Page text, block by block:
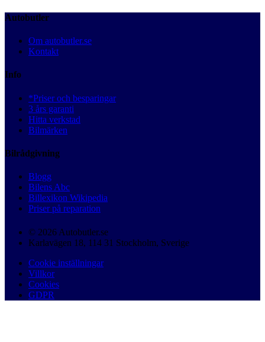
Autobutler
Om autobutler.se
Kontakt
Info
*Priser och besparingar
3 års garanti
Hitta verkstad
Bilmärken
Bilrådgivning
Blogg
Bilens Abc
Billexikon Wikipedia
Priser på reparation
© 2026 Autobutler.se
Karlavägen 18, 114 31 Stockholm, Sverige
Cookie inställningar
Villkor
Cookies
GDPR